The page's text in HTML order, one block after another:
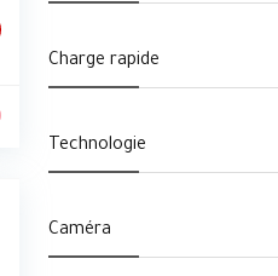
Charge rapide
Technologie
Caméra